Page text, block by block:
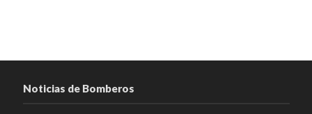
Noticias de Bomberos